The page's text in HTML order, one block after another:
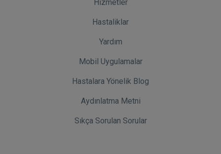
Hizmetler
Hastaliklar
Yardım
Mobil Uygulamalar
Hastalara Yönelik Blog
Aydınlatma Metni
Sıkça Sorulan Sorular